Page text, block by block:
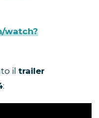
watch?
il trailer
: